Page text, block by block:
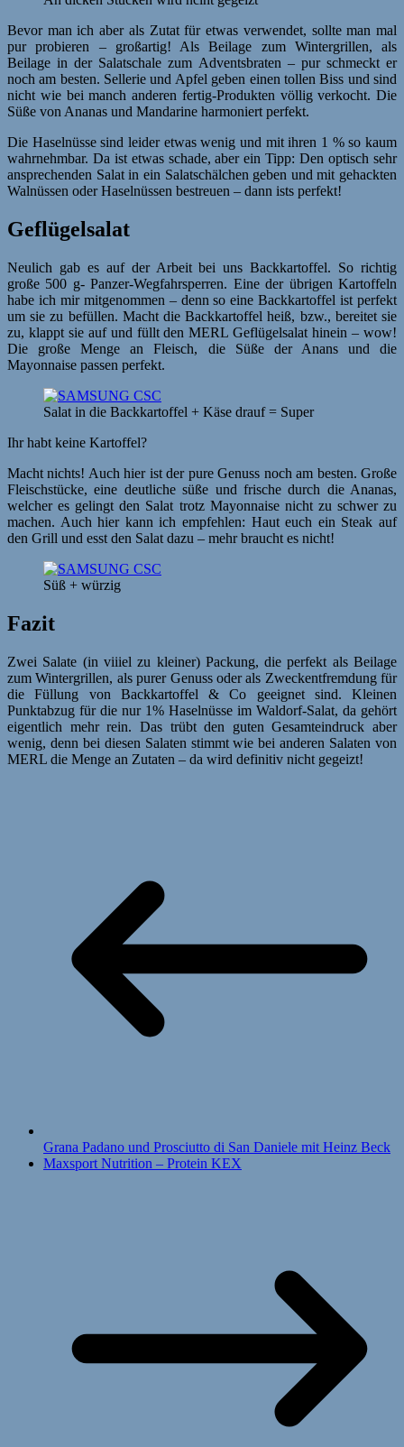
Bevor man ich aber als Zutat für etwas verwendet, sollte man mal
pur probieren – großartig! Als Beilage zum Wintergrillen, als
Beilage in der Salatschale zum Adventsbraten – pur schmeckt er
noch am besten. Sellerie und Apfel geben einen tollen Biss und sind
nicht wie bei manch anderen fertig-Produkten völlig verkocht. Die
Süße von Ananas und Mandarine harmoniert perfekt.
Die Haselnüsse sind leider etwas wenig und mit ihren 1 % so kaum
wahrnehmbar. Da ist etwas schade, aber ein Tipp: Den optisch sehr
ansprechenden Salat in ein Salatschälchen geben und mit gehackten
Walnüssen oder Haselnüssen bestreuen – dann ists perfekt!
Geflügelsalat
Neulich gab es auf der Arbeit bei uns Backkartoffel. So richtig
große 500 g- Panzer-Wegfahrsperren. Eine der übrigen Kartoffeln
habe ich mir mitgenommen – denn so eine Backkartoffel ist perfekt
um sie zu befüllen. Macht die Backkartoffel heiß, bzw., bereitet sie
zu, klappt sie auf und füllt den MERL Geflügelsalat hinein – wow!
Die große Menge an Fleisch, die Süße der Anans und die
Mayonnaise passen perfekt.
Salat in die Backkartoffel + Käse drauf = Super
Ihr habt keine Kartoffel?
Macht nichts! Auch hier ist der pure Genuss noch am besten. Große
Fleischstücke, eine deutliche süße und frische durch die Ananas,
welcher es gelingt den Salat trotz Mayonnaise nicht zu schwer zu
machen. Auch hier kann ich empfehlen: Haut euch ein Steak auf
den Grill und esst den Salat dazu – mehr braucht es nicht!
Süß + würzig
Fazit
Zwei Salate (in viiiel zu kleiner) Packung, die perfekt als Beilage
zum Wintergrillen, als purer Genuss oder als Zweckentfremdung für
die Füllung von Backkartoffel & Co geeignet sind. Kleinen
Punktabzug für die nur 1% Haselnüsse im Waldorf-Salat, da gehört
eigentlich mehr rein. Das trübt den guten Gesamteindruck aber
wenig, denn bei diesen Salaten stimmt wie bei anderen Salaten von
MERL die Menge an Zutaten – da wird definitiv nicht gegeizt!
Grana Padano und Prosciutto di San Daniele mit Heinz Beck
Maxsport Nutrition – Protein KEX